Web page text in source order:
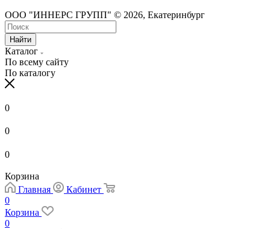
ООО "ИННЕРС ГРУПП" © 2026, Екатеринбург
Найти
Каталог
По всему сайту
По каталогу
0
0
0
Корзина
Главная
Кабинет
0
Корзина
0